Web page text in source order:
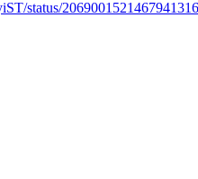
status/2069001521467941316